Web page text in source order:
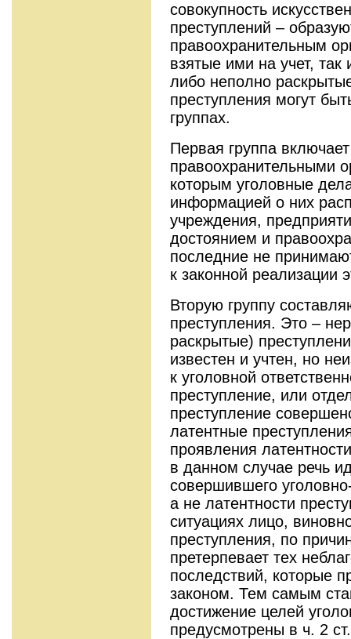
совокупность
преступлений –
правоохранительным
взятые ими на учет,
либо неполно
преступления могут
группах.
Первая группа
правоохранительными
которым уголовные
информацией о них
учреждения,
достоянием и
последние не
к законной реализации
Вторую группу
преступления. Это –
раскрытые)
известен и учтен, но
к уголовной
преступление, или
преступление
латентные
проявления
в данном случае речь
совершившего
а не латентности
ситуациях лицо,
преступления, по
претерпевает тех
последствий, которые
законом. Тем самым
достижение целей
предусмотрены в ч. 2